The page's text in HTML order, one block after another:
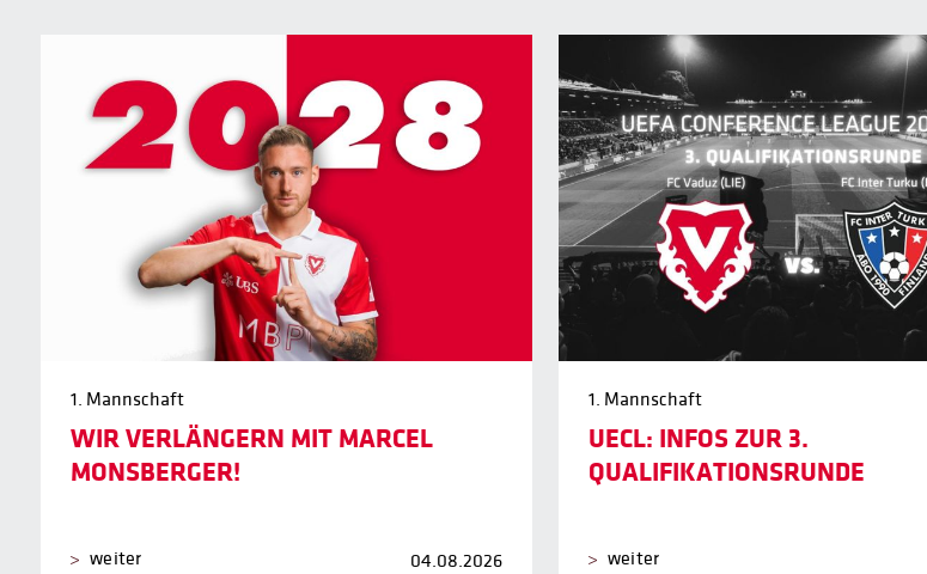
1. Mannschaft
WIR VERLÄNGERN MIT MARCEL
MONSBERGER!
weiter 04.08.2026
1. Mannschaft
UECL: INFOS ZUR 3.
QUALIFIKATIONSRUNDE
weiter